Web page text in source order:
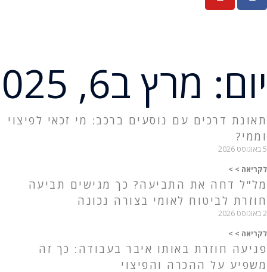
יום: מרץ ב6, 2025
תאונת דרכים עם נוסעים ברכב: מי זכאי לפיצוי
וממי?
5 באוגוסט 2026
לקריאה > >
מל"ל דחה את התביעה? כך מגישים תביעה
חוזרת לביטוח לאומי בצורה נכונה
2 באוגוסט 2026
לקריאה > >
פגיעה חוזרת באותו איבר בעבודה: כך זה
משפיע על ההכרה והפיצוי